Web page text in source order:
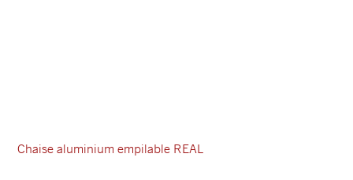
Chaise aluminium empilable REAL